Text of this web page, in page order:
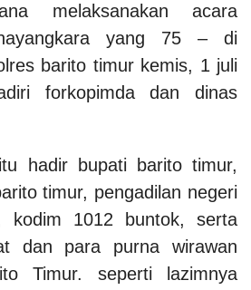
melaksanakan acara
yang 75 – di
barito timur kemis, 1 juli
forkopimda dan dinas
hadir bupati barito timur,
timur, pengadilan negeri
kodim 1012 buntok, serta
dan para purna wirawan
Timur. seperti lazimnya